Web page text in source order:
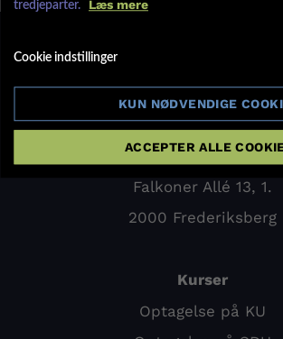
Tlf. 88 27 17 87
info@kvote2.dk
Falkoner Allé 13, 1.
2000 Frederiksberg
Kurser
Optagelse på KU
tredjeparter. Læs mere
Cookie indstillinger
KUN NØDVENDIGE
ACCEPTER ALLE